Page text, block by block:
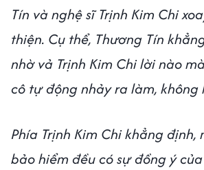
Tín và nghệ sĩ Trịnh Kim Chi
thiện. Cụ thể, Thương Tín
nhờ vả Trịnh Kim Chi lời nào
cô tự động nhảy ra làm, không
Phía Trịnh Kim Chi khẳng
bảo hiểm đều có sự đồng ý